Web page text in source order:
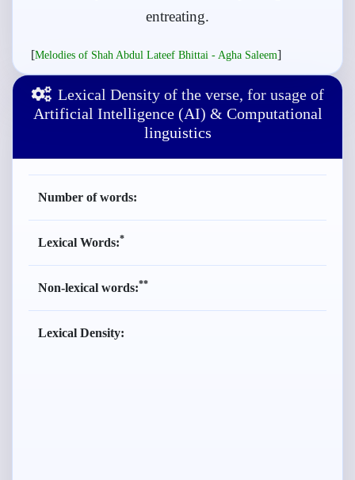
Lexical Density of the verse, for usage of
Artificial Intelligence (AI) & Computational
linguistics
Number of words:
Lexical Words:*
Non-lexical words:**
Lexical Density:
entreating.
[Melodies of Shah Abdul Lateef Bhittai - Agha Saleem]